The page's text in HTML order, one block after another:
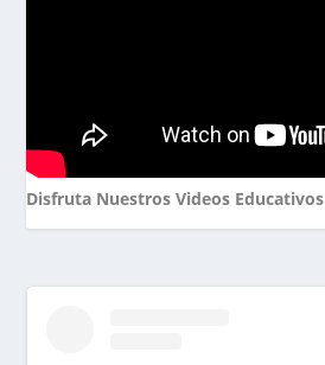
Disfruta Nuestros Videos Educativos